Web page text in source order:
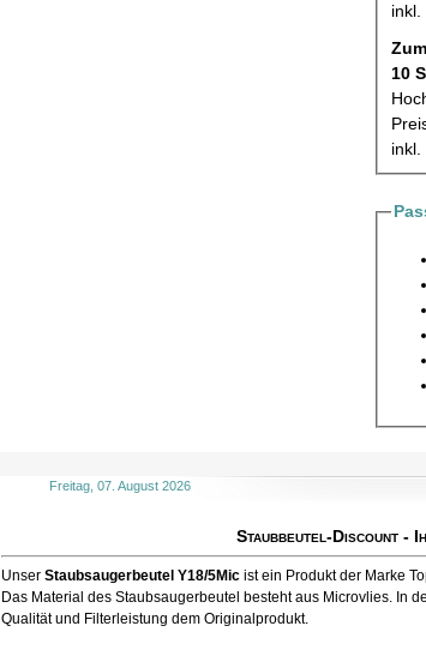
inkl.
inkl.
Freitag, 07. August 2026
Staubbeutel-Discount -
Unser Staubsaugerbeutel Y18/5Mic ist ein Produkt der Marke
Das Material des Staubsaugerbeutel besteht aus Microvlies. In
Qualität und Filterleistung dem Originalprodukt.